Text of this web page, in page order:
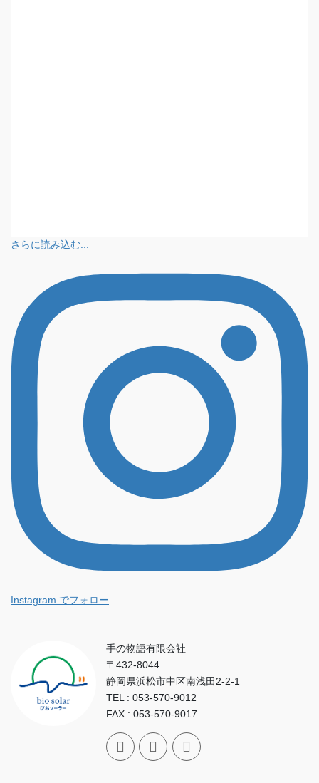
さらに読み込む...
Instagram でフォロー
手の物語有限会社
〒432-8044
静岡県浜松市中区南浅田2-2-1
TEL : 053-570-9012
FAX : 053-570-9017